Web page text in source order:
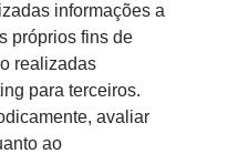
informações a
próprios fins de
realizadas
para terceiros.
avaliar
ao